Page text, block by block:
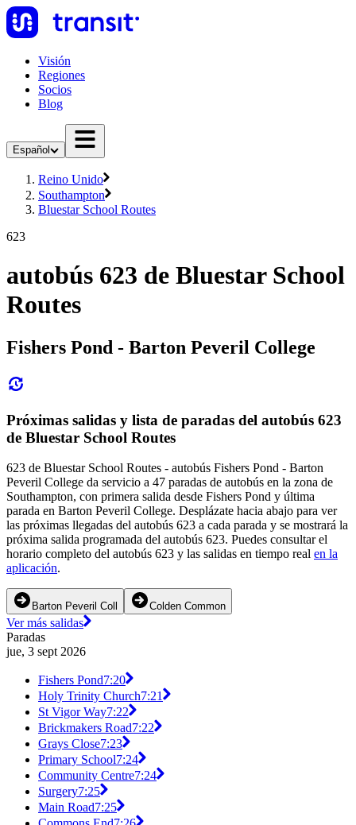
Visión
Regiones
Socios
Blog
Español
Reino Unido
Southampton
Bluestar School Routes
623
autobús 623 de Bluestar School
Routes
Fishers Pond - Barton Peveril College
Próximas salidas y lista de paradas del autobús 623
de Bluestar School Routes
623 de Bluestar School Routes - autobús Fishers Pond - Barton
Peveril College da servicio a 47 paradas de autobús en la zona de
Southampton, con primera salida desde Fishers Pond y última
parada en Barton Peveril College. Desplázate hacia abajo para ver
las próximas llegadas del autobús 623 a cada parada y se mostrará la
próxima salida programada del autobús 623. Puedes consultar el
horario completo del autobús 623 y las salidas en tiempo real en la
aplicación.
Barton Peveril Coll Colden Common
Ver más salidas
Paradas
jue, 3 sept 2026
Fishers Pond7:20
Holy Trinity Church7:21
St Vigor Way7:22
Brickmakers Road7:22
Grays Close7:23
Primary School7:24
Community Centre7:24
Surgery7:25
Main Road7:25